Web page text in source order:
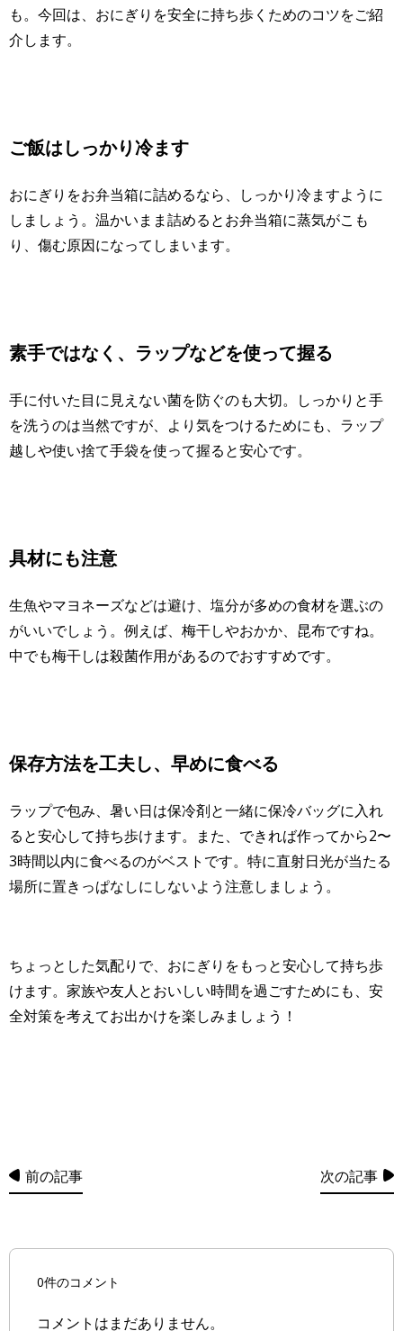
も。今回は、おにぎりを安全に持ち歩くためのコツをご紹
介します。
ご飯はしっかり冷ます
おにぎりをお弁当箱に詰めるなら、しっかり冷ますように
しましょう。温かいまま詰めるとお弁当箱に蒸気がこも
り、傷む原因になってしまいます。
素手ではなく、ラップなどを使って握る
手に付いた目に見えない菌を防ぐのも大切。しっかりと手
を洗うのは当然ですが、より気をつけるためにも、ラップ
越しや使い捨て手袋を使って握ると安心です。
具材にも注意
生魚やマヨネーズなどは避け、塩分が多めの食材を選ぶの
がいいでしょう。例えば、梅干しやおかか、昆布ですね。
中でも梅干しは殺菌作用があるのでおすすめです。
保存方法を工夫し、早めに食べる
ラップで包み、暑い日は保冷剤と一緒に保冷バッグに入れ
ると安心して持ち歩けます。また、できれば作ってから2〜
3時間以内に食べるのがベストです。特に直射日光が当たる
場所に置きっぱなしにしないよう注意しましょう。
ちょっとした気配りで、おにぎりをもっと安心して持ち歩
けます。家族や友人とおいしい時間を過ごすためにも、安
全対策を考えてお出かけを楽しみましょう！
前の記事 次の記事
0件のコメント
コメントはまだありません。